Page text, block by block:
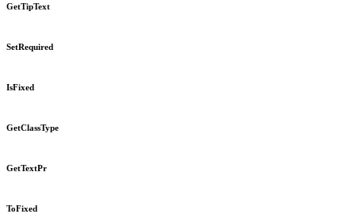
GetTipText
SetRequired
IsFixed
GetClassType
GetTextPr
ToFixed